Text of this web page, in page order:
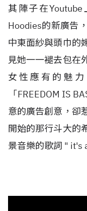
其陣子在
Hoodies的新廣告
中東面紗與頭巾的
見她一一褪去包在
女性應有的魅
「FREEDOM IS
意的廣告創意，卻
開始的那行斗大的
景音樂的歌詞 " it's